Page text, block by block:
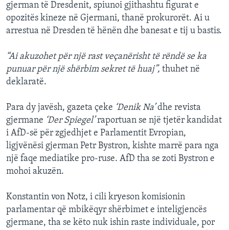
gjerman të Dresdenit, spiunoi gjithashtu figurat e
opozitës kineze në Gjermani, thanë prokurorët. Ai u
arrestua në Dresden të hënën dhe banesat e tij u bastis.
“Ai akuzohet për një rast veçanërisht të rëndë se ka
punuar për një shërbim sekret të huaj”, thuhet në
deklaratë.
Para dy javësh, gazeta çeke ‘Denik Na’dhe revista
gjermane ‘Der Spiegel’raportuan se një tjetër kandidat
i AfD-së për zgjedhjet e Parlamentit Evropian,
ligjvënësi gjerman Petr Bystron, kishte marrë para nga
një faqe mediatike pro-ruse. AfD tha se zoti Bystron e
mohoi akuzën.
Konstantin von Notz, i cili kryeson komisionin
parlamentar që mbikëqyr shërbimet e inteligjencës
gjermane, tha se këto nuk ishin raste individuale, por